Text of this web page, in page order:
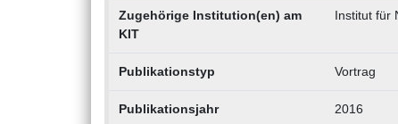
Zugehörige Institution(en) am
KIT
Institut für
Publikationstyp Vortrag
Publikationsjahr 2016